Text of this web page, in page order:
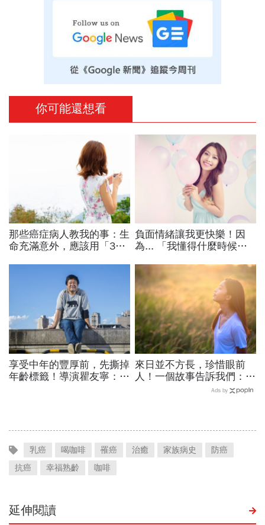
你可能還想看
那些癌症病人教我的事：生
命充滿意外，應該用「3
負面情緒讓我更快樂！因
為... 「我懂得什麼時候正
強」
享受中年的豐厚前，先撕掉
年齡標籤！導演瞿友寧：人
來日並不方長，珍惜眼前
人！一個故事告訴我們：人
生其實是減法，見一面就少
Ads by
乳癌 喝咖啡 罹癌 治癒 家族病史
防癌
抗癌
幸福熟齡 咖啡
延伸閱讀